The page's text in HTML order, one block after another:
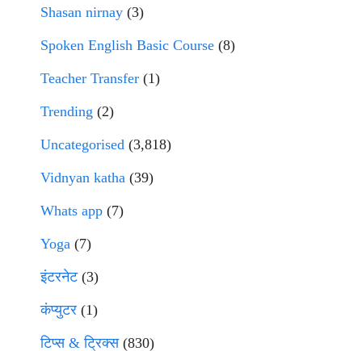
Shasan nirnay (3)
Spoken English Basic Course (8)
Teacher Transfer (1)
Trending (2)
Uncategorised (3,818)
Vidnyan katha (39)
Whats app (7)
Yoga (7)
इंटरनेट(3)
कंप्युटर (1)
टिप्स & ट्रिक्स(830)